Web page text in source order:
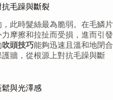
毛躁與斷裂
此時髮絲最為脆弱。在毛鱗片
摩擦和拉扯而受損，進而引發
吹頭技巧能夠迅速且溫和地閉合
牆，從根源上對抗毛躁與斷
與光澤感